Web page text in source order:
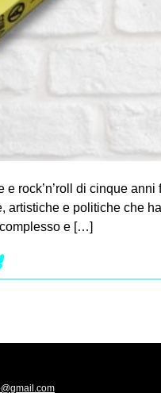
e rock’n’roll di cinque
artistiche e politiche che
e […]